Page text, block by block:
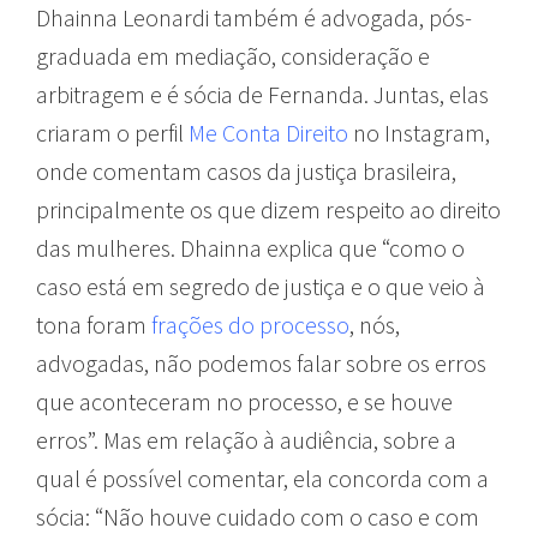
Dhainna Leonardi também é advogada, pós-
graduada em mediação, consideração e
arbitragem e é sócia de Fernanda. Juntas, elas
criaram o perfil Me Conta Direito no Instagram,
onde comentam casos da justiça brasileira,
principalmente os que dizem respeito ao direito
das mulheres. Dhainna explica que “como o
caso está em segredo de justiça e o que veio à
tona foram frações do processo, nós,
advogadas, não podemos falar sobre os erros
que aconteceram no processo, e se houve
erros”. Mas em relação à audiência, sobre a
qual é possível comentar, ela concorda com a
sócia: “Não houve cuidado com o caso e com